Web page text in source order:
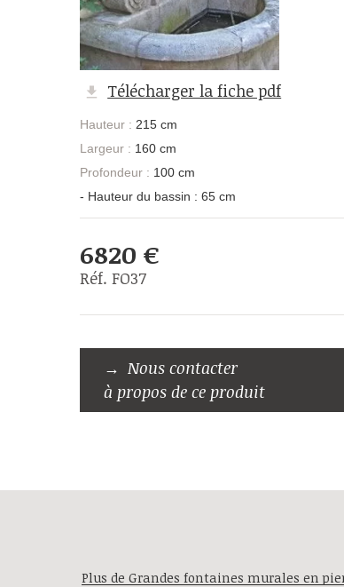
Télécharger la fiche pdf
Hauteur : 215 cm
Largeur : 160 cm
Profondeur : 100 cm
- Hauteur du bassin : 65 cm
6820 €
Réf. FO37
Nous contacter
à propos de ce produit
Plus de Grandes fontaines murales en